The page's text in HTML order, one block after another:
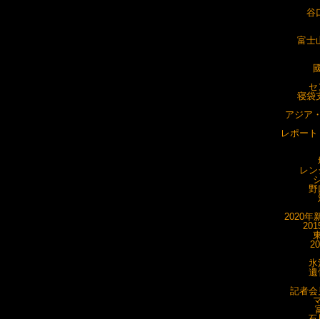
谷
富士
寝袋
アジア
レポー
レ
野
2020年
氷
遺
記者